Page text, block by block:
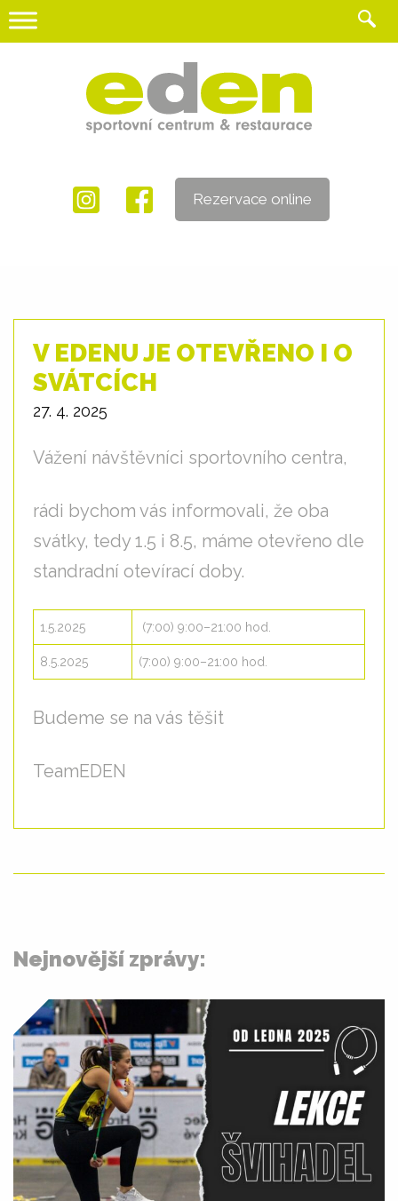
Skip
to
Rezervace online
V EDENU JE OTEVŘENO I O
SVÁTCÍCH
27. 4. 2025
Vážení návštěvníci sportovního centra,
rádi bychom vás informovali, že oba
svátky, tedy 1.5 i 8.5, máme otevřeno dle
standradní otevírací doby.
1.5.2025 (7:00) 9:00–21:00 hod.
8.5.2025 (7:00) 9:00–21:00 hod.
Budeme se na vás těšit
TeamEDEN
Nejnovější zprávy: